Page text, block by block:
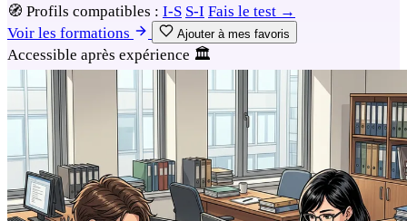
🧭 Profils compatibles : I-S S-I Fais le test →
Voir les formations
Ajouter à mes favoris
Accessible après expérience 🏛️